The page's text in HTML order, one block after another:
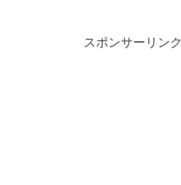
スポンサーリンク